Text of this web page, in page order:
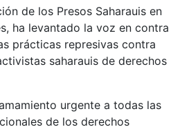
de los Presos Saharauis en
ha levantado la voz en contra
prácticas represivas contra
saharauis de derechos
urgente a todas las
de los derechos